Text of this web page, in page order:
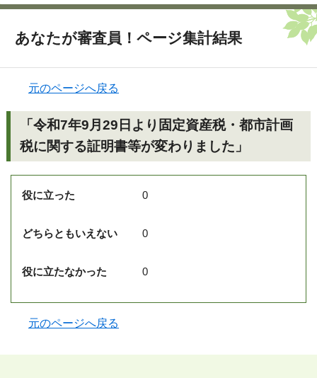
あなたが審査員！ページ集計結果
元のページへ戻る
「令和7年9月29日より固定資産税・都市計画
税に関する証明書等が変わりました」
役に立った 0
どちらともいえない 0
役に立たなかった 0
元のページへ戻る